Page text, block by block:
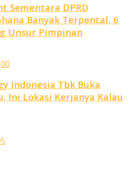
Sementara DPRD
Banyak Terpental, 6
Unsur Pimpinan
Indonesia Tbk Buka
Ini Lokasi Kerjanya Kalau